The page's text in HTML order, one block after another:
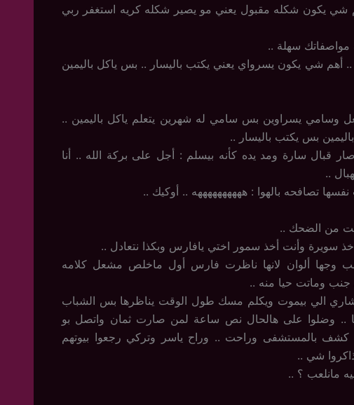
شي يكون شكله مقبول يعني مو يصير شكله كريه استغفر ربي
سهلة ..
أهم شي يكون يسرواي يعني يكتب باليسار .. بس ياكل باليمين
وسامي يسراوين بس سامي له شهرين يتعلم ياكل باليمين ..
بس يكتب باليسار ..
قبال سارة ومد يده كأنه بيسلم : أجل على بركة الله .. أنا
..
تصافحه بالهوا : ههههههههههه .. أوكيك ..
من الضحك ..
سويرة وأنت أخذ سمور اختي يافارس وبكذا نتعادل ..
وجها ألوان لانها ناظرت فارس أول ماخلص مشعل كلامه
جنب وماتت حيا منه ..
الي بيموت ويكلم مسك طول الوقت يناظرها بس الشباب
.. وضلوا على هالحال نص ساعة لمن صارت ثمان واتصل بو
كشف بالمستشفى وراحت .. وراح ياسر وتركي رجعوا بيوتهم
شي ..
مانلعب ؟ ..